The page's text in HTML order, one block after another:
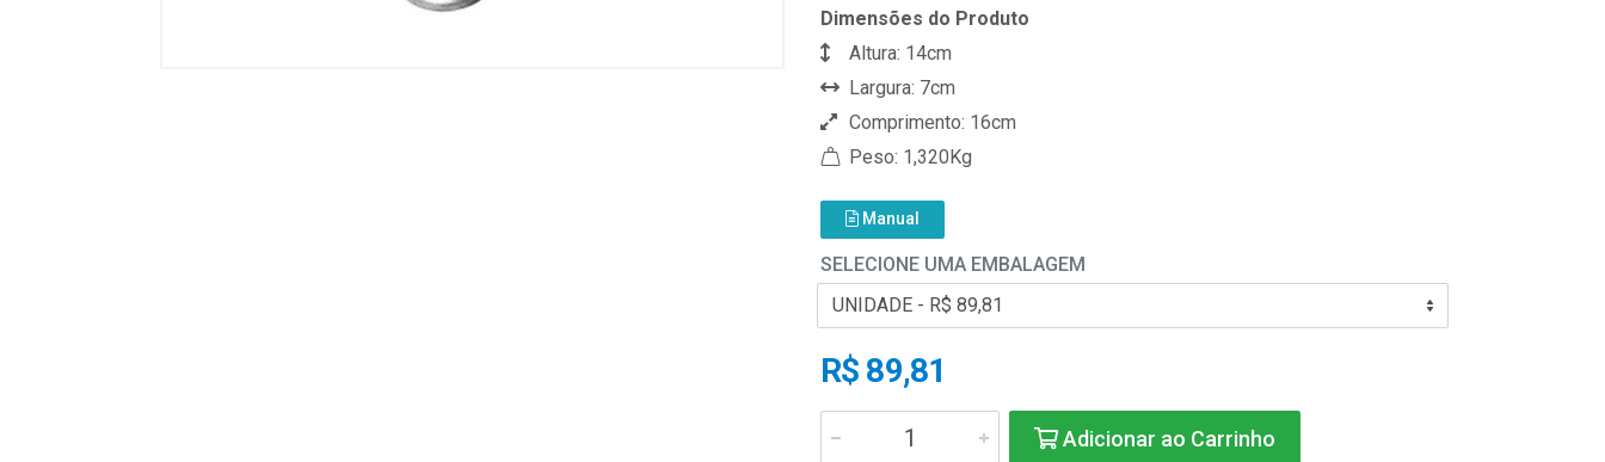
Dimensões do Produto
Altura: 14cm
Largura: 7cm
Comprimento: 16cm
Peso: 1,320Kg
Manual
SELECIONE UMA EMBALAGEM
R$ 89,81
Adicionar ao Carrinho